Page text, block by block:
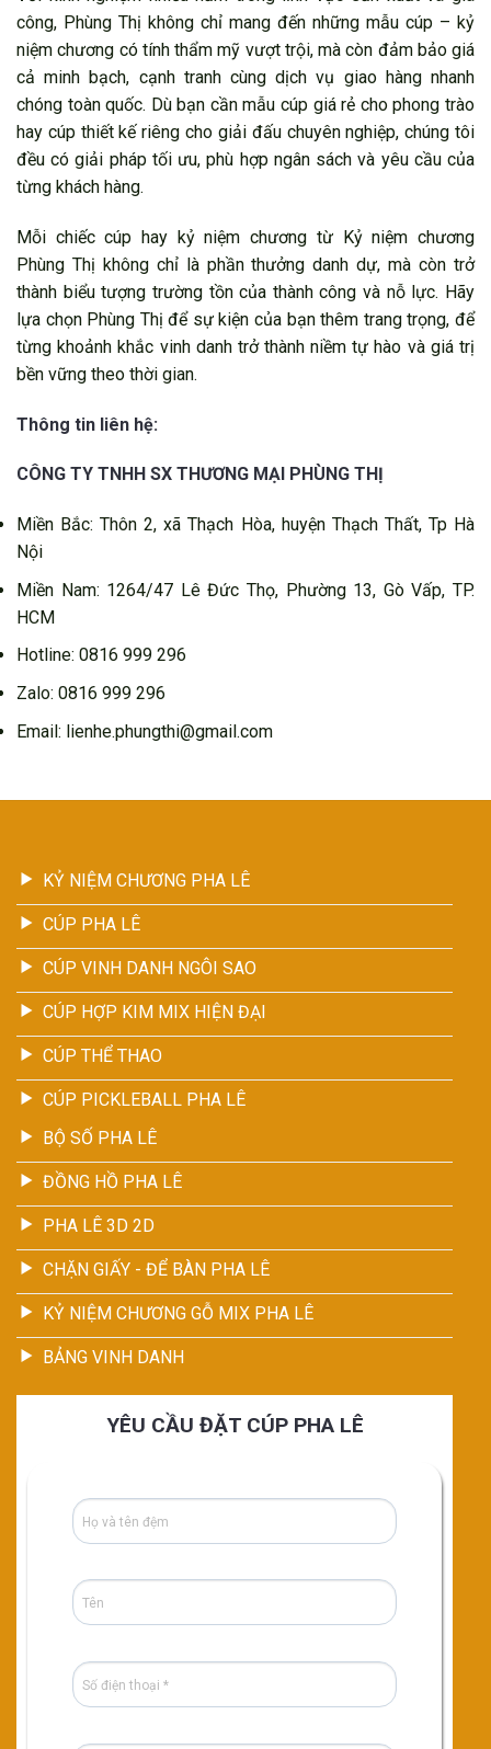
công, Phùng Thị không chỉ mang đến những mẫu cúp – kỷ
niệm chương có tính thẩm mỹ vượt trội, mà còn đảm bảo giá
cả minh bạch, cạnh tranh cùng dịch vụ giao hàng nhanh
chóng toàn quốc. Dù bạn cần mẫu cúp giá rẻ cho phong trào
hay cúp thiết kế riêng cho giải đấu chuyên nghiệp, chúng tôi
đều có giải pháp tối ưu, phù hợp ngân sách và yêu cầu của
từng khách hàng.
Mỗi chiếc cúp hay kỷ niệm chương từ Kỷ niệm chương
Phùng Thị không chỉ là phần thưởng danh dự, mà còn trở
thành biểu tượng trường tồn của thành công và nỗ lực. Hãy
lựa chọn Phùng Thị để sự kiện của bạn thêm trang trọng, để
từng khoảnh khắc vinh danh trở thành niềm tự hào và giá trị
bền vững theo thời gian.
Thông tin liên hệ:
CÔNG TY TNHH SX THƯƠNG MẠI PHÙNG THỊ
Miền Bắc: Thôn 2, xã Thạch Hòa, huyện Thạch Thất, Tp Hà
Nội
Miền Nam: 1264/47 Lê Đức Thọ, Phường 13, Gò Vấp, TP.
HCM
Hotline: 0816 999 296
Zalo: 0816 999 296
Email: lienhe.phungthi@gmail.com
KỶ NIỆM CHƯƠNG PHA LÊ
CÚP PHA LÊ
CÚP VINH DANH NGÔI SAO
CÚP HỢP KIM MIX HIỆN ĐẠI
CÚP THỂ THAO
CÚP PICKLEBALL PHA LÊ
BỘ SỐ PHA LÊ
ĐỒNG HỒ PHA LÊ
PHA LÊ 3D 2D
CHẶN GIẤY - ĐỂ BÀN PHA LÊ
KỶ NIỆM CHƯƠNG GỖ MIX PHA LÊ
BẢNG VINH DANH
YÊU CẦU ĐẶT CÚP PHA LÊ